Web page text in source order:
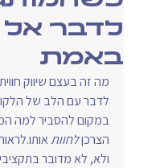
לדבר אל
באמת
מה זה בעצם שיווק
לדבר עם הלב של
במקום להסביר למה
הצרכן לחוות
ולא, לא מדובר בתקציבי